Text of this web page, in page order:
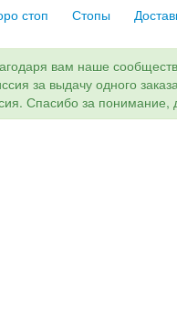
стоп Стопы
вам наше
за выдачу одного
Спасибо за